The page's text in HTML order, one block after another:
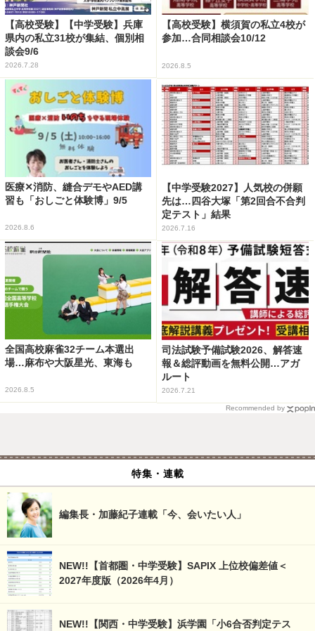
【高校受験】【中学受験】兵庫
県内の私立31校が集結、個別相
談会9/6
2026.7.28
【高校受験】横須賀の私立4校が
参加…合同相談会10/12
2026.8.5
医療✕消防、縫合デモやAED講
習も「おしごと体験博」9/5
2026.8.6
【中学受験2027】人気校の併願
先は…四谷大塚「第2回合不合判
定テスト」結果
2026.7.16
全国高校麻雀32チーム本選出
場…麻布や大阪星光、東海も
2026.8.5
司法試験予備試験2026、解答速
報＆総評動画を無料公開…アガ
ルート
2026.7.21
Recommended by
特集・連載
編集長・加藤紀子連載「今、会いたい人」
NEW!!【首都圏・中学受験】SAPIX 上位校偏差値＜
2027年度版（2026年4月）
NEW!!【関西・中学受験】浜学園「小6合否判定テス